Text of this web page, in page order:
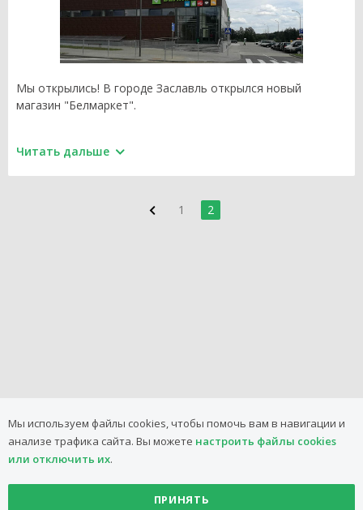
Мы открылись! В городе Заславль открылся новый
магазин "Белмаркет".
7. Вас ждут еженедельные акции, выгодные цены и
Читать дальше
1 2
Мы используем файлы cookies, чтобы помочь вам в навигации и
анализе трафика сайта. Вы можете настроить файлы cookies
или отключить их.
ПРИНЯТЬ